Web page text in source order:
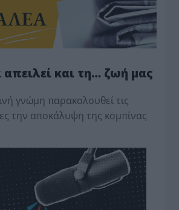
και τη… ζωή μας
γνώμη παρακολουθεί τις
την αποκάλυψη της κο­μπίνας